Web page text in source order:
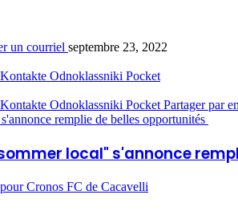
un courriel septembre 23, 2022
Odnoklassniki Pocket
Odnoklassniki Pocket Partager par
remplie de belles opportunités
local" s'annonce
Cronos FC de Cacavelli